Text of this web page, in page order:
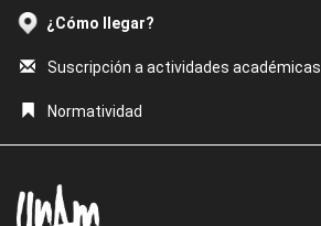
¿Cómo llegar?
Suscripción a actividades académicas
Normatividad